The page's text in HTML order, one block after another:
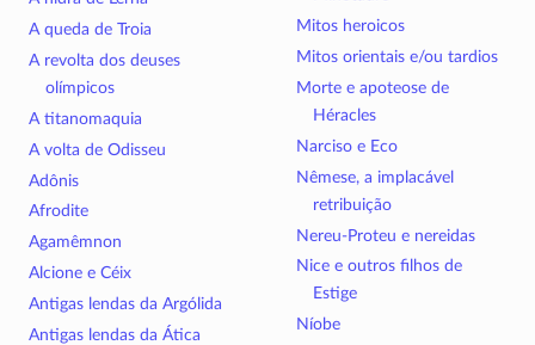
A queda de Troia
A revolta dos deuses
olímpicos
A titanomaquia
A volta de Odisseu
Adônis
Afrodite
Agamêmnon
Alcione e Céix
Antigas lendas da Argólida
Antigas lendas da Ática
Mitos heroicos
Mitos orientais e/ou tardios
Morte e apoteose de
Héracles
Narciso e Eco
Nêmese, a implacável
retribuição
Nereu-Proteu e nereidas
Nice e outros filhos de
Estige
Níobe